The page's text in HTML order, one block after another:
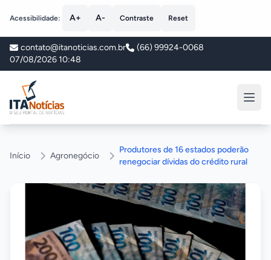
Acessibilidade: A+ A- Contraste Reset
contato@itanoticias.com.br
(66) 99924-0068
07/08/2026 10:48
ITA Notícias
Início Agronegócio
Produtores de 16 estados poderão
renegociar dívidas do crédito rural